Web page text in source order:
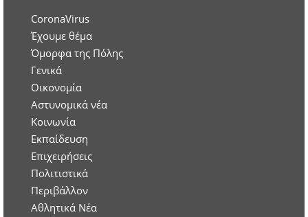
CoronaVirus
Έχουμε θέμα
Όμορφα της Πόλης
Γενικά
Οικονομία
Aστυνομικά νέα
Κοινωνία
Εκπαίδευση
Επιχειρήσεις
Πολιτιστικά
Περιβάλλον
Αθλητικά Νέα